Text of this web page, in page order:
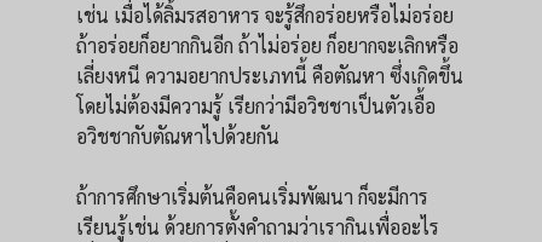
เช่น เมื่อได้ลิ้มรสอาหาร จะรู้สึกอร่อยหรือไม่อร่อย
ถ้าอร่อยก็อยากกินอีก ถ้าไม่อร่อย ก็อยากจะเลิกหรือ
เลี่ยงหนี ความอยากประเภทนี้ คือตัณหา ซึ่งเกิดขึ้น
โดยไม่ต้องมีความรู้ เรียกว่ามีอวิชชาเป็นตัวเอื้อ
อวิชชากับตัณหาไปด้วยกัน
ถ้าการศึกษาเริ่มต้นคือคนเริ่มพัฒนา ก็จะมีการ
เรียนรู้เช่น ด้วยการตั้งคำถามว่าเรากินเพื่ออะไร